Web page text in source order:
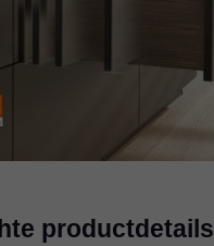
productdetails